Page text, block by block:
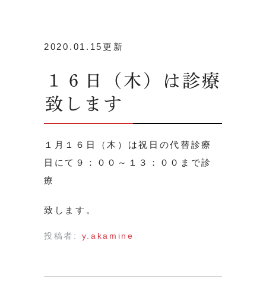
2020.01.15更新
１６日（木）は診療
致します
１月１６日（木）は祝日の代替診療
日にて９：００～１３：００まで診
療
致します。
投稿者: y.akamine